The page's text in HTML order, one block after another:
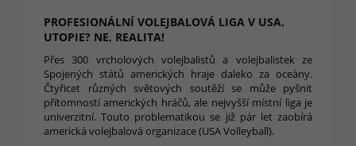
PROFESIONÁLNÍ VOLEJBALOVÁ LIGA V USA.
UTOPIE? NE, REALITA!
Přes 300 vrcholových volejbalistů a volejbalistek ze
Spojených států amerických hraje daleko za oceány.
Čtyřicet různých světových soutěží se může pyšnit
přítomností amerických hráčů, ale nejvyšší místní liga je
univerzitní. Touto problematikou se již pár let zaobírá
americká volejbalová organizace (USA Volleyball).